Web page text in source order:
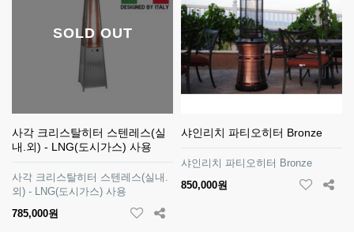
SOLD OUT
사각 크리스탈히터 스텐레스(실
내.외) - LNG(도시가스) 사용
사각 크리스탈히터 스텐레스(실내.
외) - LNG(도시가스) 사용
785,000원
샤인리치 파티오히터 Bronze
샤인리치 파티오히터 Bronze
850,000원